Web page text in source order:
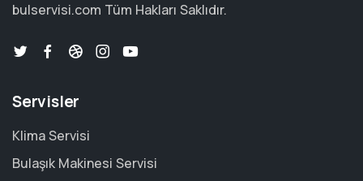
bulservisi.com Tüm Hakları Saklıdır.
Servisler
Klima Servisi
Bulaşık Makinesi Servisi